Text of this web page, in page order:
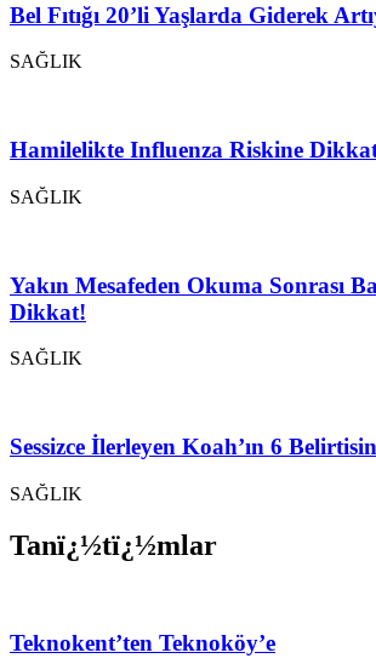
Bel Fıtığı 20’li Yaşlarda Giderek
SAĞLIK
Hamilelikte Influenza Riskine
SAĞLIK
Yakın Mesafeden Okuma Sonrası
Dikkat!
SAĞLIK
Sessizce İlerleyen Koah’ın 6
SAĞLIK
Tanï¿½tï¿½mlar
Teknokent’ten Teknoköy’e